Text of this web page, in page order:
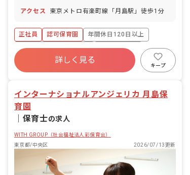
アクセス 東京メトロ有楽町線「月島駅」徒歩1分
正社員 認可保育園
年間休日120日以上
寮・住宅・家賃補助あり
社会保険完備
福利厚生充実
退職金制度
詳しく見る
キープ
インターナショナルアンジェリカ 月島保
育園
保育士の求人
WITH GROUP（社会福祉法人彩保育会）
東京都/中央区
2026/07/13更新